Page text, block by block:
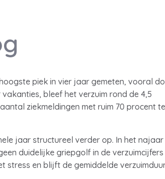
piek in vier jaar gemeten, vooral
bleef het verzuim rond de 4,5
ziekmeldingen met ruim 70 procent
jaar structureel verder op. In het najaar
duidelijke griepgolf in de
stress en blijft de gemiddelde